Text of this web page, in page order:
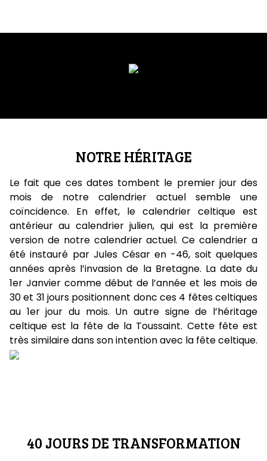
NOTRE HÉRITAGE
Le fait que ces dates tombent le premier jour des
mois de notre calendrier actuel semble une
coïncidence. En effet, le calendrier celtique est
antérieur au calendrier julien, qui est la première
version de notre calendrier actuel. Ce calendrier a
été instauré par Jules César en -46, soit quelques
années après l’invasion de la Bretagne. La date du
1er Janvier comme début de l’année et les mois de
30 et 31 jours positionnent donc ces 4 fêtes celtiques
au 1er jour du mois. Un autre signe de l’héritage
celtique est la fête de la Toussaint. Cette fête est
très similaire dans son intention avec la fête celtique.
40 JOURS DE TRANSFORMATION